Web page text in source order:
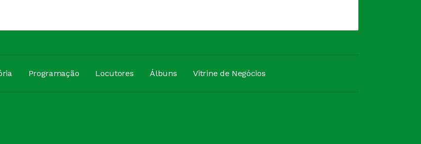
Programação Locutores Álbuns Vitrine de Negócios